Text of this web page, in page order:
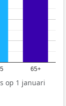
65+
op 1 januari